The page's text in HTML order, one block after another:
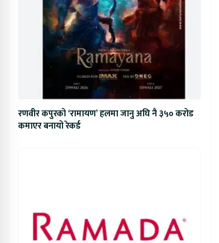
रणवीर कपुरको ‘रामायण’ हलमा जानु अघि नै ३५० करोड
कमाएर बनायो रेकर्ड